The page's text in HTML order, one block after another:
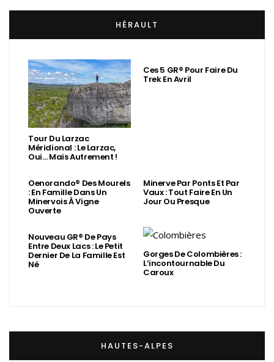
HÉRAULT
Tour Du Larzac
Méridional : Le Larzac,
Oui… Mais Autrement !
Ces 5 GR® Pour Faire Du
Trek En Avril
Oenorando® Des Mourels
: En Famille Dans Un
Minervois À Vigne
Ouverte
Minerve Par Ponts Et Par
Vaux : Tout Faire En Un
Jour Ou Presque
Nouveau GR® De Pays
Entre Deux Lacs : Le Petit
Dernier De La Famille Est
Né
Gorges De Colombières :
L’incontournable Du
Caroux
HAUTES-ALPES